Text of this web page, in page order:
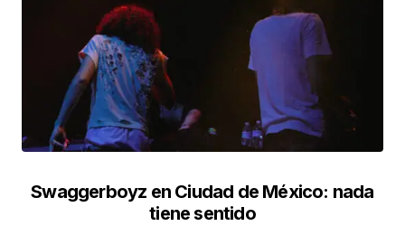
Swaggerboyz en Ciudad de México: nada
tiene sentido